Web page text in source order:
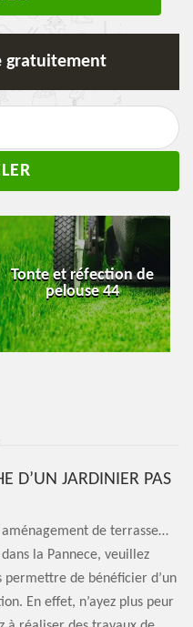
gratuitement
Tonte et réfection de
pelouse 44
D’UN JARDINIER PAS
aménagement de terrasse…
la Pannece, veuillez
permettre de bénéficier d’un
En effet, n’ayez plus peur